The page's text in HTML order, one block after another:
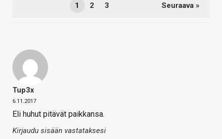
1 2 3 Seuraava »
Tup3x
6.11.2017
Eli huhut pitävät paikkansa.
Kirjaudu sisään vastataksesi